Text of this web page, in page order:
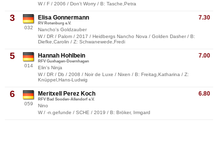
W / F / 2006 / Don't Worry / B: Tasche,Petra
3
032
7.30
Elisa Gonnermann
RV Rotenburg e.V.
Nancho's Goldzauber
W / DR / Palom / 2017 / Heidbergs Nancho Nova / Golden Dasher / B:
Diefke,Carolin / Z: Schwanewede,Fredi
5
014
7.00
Hannah Hohlbein
RFV Guxhagen-Doernhagen
Elin's Ninja
W / DR / Db / 2008 / Noir de Luxe / Nixen / B: Freitag,Katharina / Z:
Knüppel,Hans-Ludwig
6
059
6.80
Meritxell Perez Koch
RFV Bad Sooden-Allendorf e.V.
Nino
W / -n.gefunde / SCHE / 2019 / B: Bröker, Irmgard